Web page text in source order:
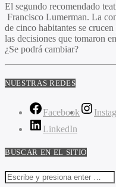
El segundo recomendado
Francisco Lumerman. La
de cinco habitantes se
las decisiones que tomaron
¿Se podrá cambiar?
NUESTRAS REDES
Facebook
LinkedIn
BUSCAR EN EL SITIO